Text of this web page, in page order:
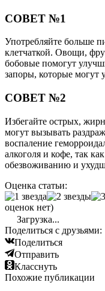
СОВЕТ №1
Употребляйте больше
клетчаткой. Овощи,
бобовые помогут
запоры, которые могут
СОВЕТ №2
Избегайте острых,
могут вызывать
воспаление
алкоголя и кофе, так
обезвоживанию и
Оценка статьи:
оценок нет)
Загрузка...
Поделиться с друзьями:
Поделиться
Отправить
Класснуть
Похожие публикации